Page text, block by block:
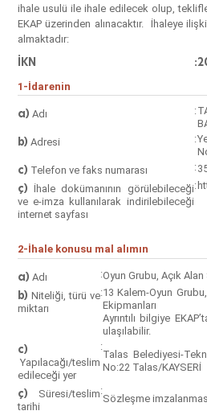
ihale usulü ile ihale edilecek olup,
EKAP üzerinden alınacaktır. İhaleye
almaktadır:
İKN :
1-İdarenin
a) Adı :
b) Adresi :
c) Telefon ve faks numarası :
ç) İhale dokümanının görülebileceği
ve e-imza kullanılarak indirilebileceği
internet sayfası
:
2-İhale konusu mal alımın
a) Adı :Oyun Grubu, Açık
b) Niteliği, türü ve
miktarı
:13 Kalem-Oyun
Ekipmanları
Ayrıntılı bilgiye
ulaşılabilir.
c)
Yapılacağı/teslim
edileceği yer
:
Talas Belediyesi-
No:22 Talas/KAYSERİ
ç) Süresi/teslim
tarihi
:
Sözleşme